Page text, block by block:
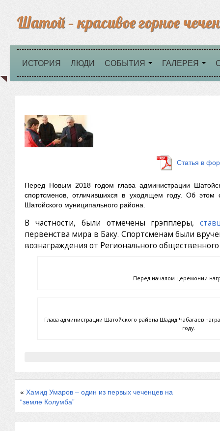
Шатой – красивое горное
ИСТОРИЯ ЛЮДИ СОБЫТИЯ ГАЛЕРЕЯ
Статья в
Перед Новым 2018 годом глава администрации
спортсменов, отличившихся в уходящем году. Об этом
Шатойского муниципального района.
В частности, были отмечены грэпплеры,
первенства мира в Баку. Спортсменам были
вознаграждения от Регионального
Перед началом церемонии
Глава администрации Шатойского района Шадид Чабагаев
году.
« Хамид Умаров – один из первых чеченцев на
“земле Колумба”